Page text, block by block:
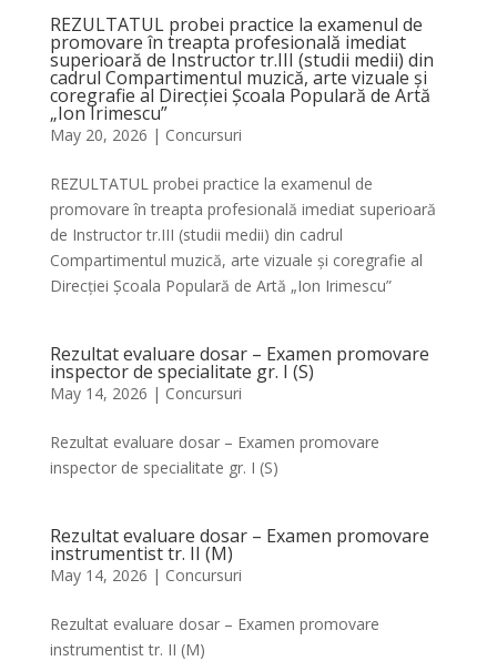
REZULTATUL probei practice la examenul de
promovare în treapta profesională imediat
superioară de Instructor tr.III (studii medii) din
cadrul Compartimentul muzică, arte vizuale și
coregrafie al Direcției Școala Populară de Artă
„Ion Irimescu”
May 20, 2026 | Concursuri
REZULTATUL probei practice la examenul de
promovare în treapta profesională imediat superioară
de Instructor tr.III (studii medii) din cadrul
Compartimentul muzică, arte vizuale și coregrafie al
Direcției Școala Populară de Artă „Ion Irimescu”
Rezultat evaluare dosar – Examen promovare
inspector de specialitate gr. I (S)
May 14, 2026 | Concursuri
Rezultat evaluare dosar – Examen promovare
inspector de specialitate gr. I (S)
Rezultat evaluare dosar – Examen promovare
instrumentist tr. II (M)
May 14, 2026 | Concursuri
Rezultat evaluare dosar – Examen promovare
instrumentist tr. II (M)